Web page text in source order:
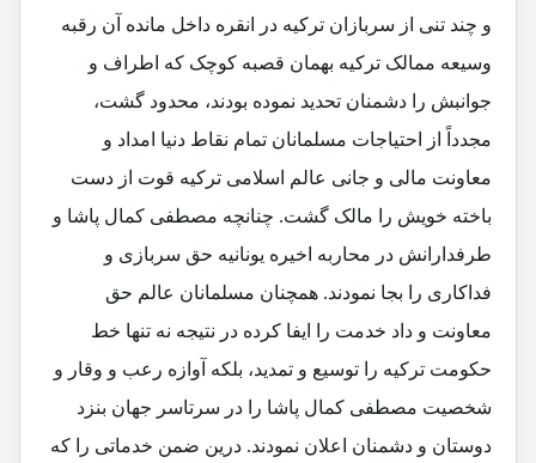
و چند تنی از سربازان ترکیه در انقره داخل مانده آن رقبه
وسیعه ممالک ترکیه بهمان قصبه کوچک که اطراف و
جوانبش را دشمنان تحدید نموده بودند، محدود گشت،
مجدداً از احتیاجات مسلمانان تمام نقاط دنیا امداد و
معاونت مالی و جانی عالم اسلامی ترکیه قوت از دست
باخته خویش را مالک گشت. چنانچه مصطفی کمال پاشا و
طرفدارانش در محاربه اخیره یونانیه حق سربازی و
فداکاری را بجا نمودند. همچنان مسلمانان عالم حق
معاونت و داد خدمت را ایفا کرده در نتیجه نه تنها خط
حکومت ترکیه را توسیع و تمدید، بلکه آوازه رعب و وقار و
شخصیت مصطفی کمال پاشا را در سرتاسر جهان بنزد
دوستان و دشمنان اعلان نمودند. درین ضمن خدماتی را که